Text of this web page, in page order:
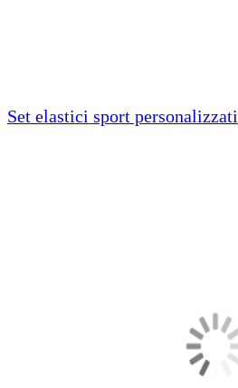
Set elastici sport personalizzati